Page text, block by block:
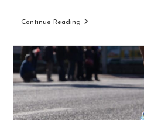
Continue ReadingTrčanje
Za